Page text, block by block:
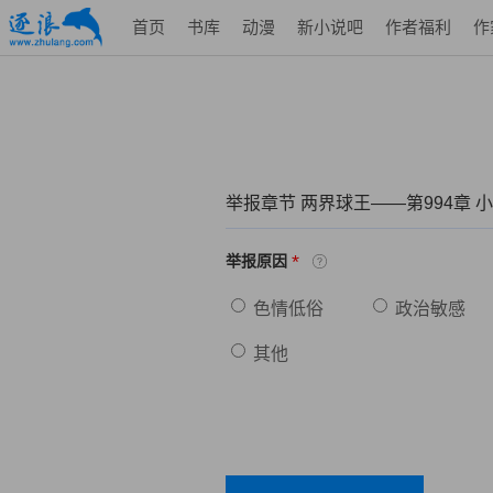
首页 书库 动漫 新小说吧 作者福利 作
举报章节 两界球王——第994章
举报原因 *
色情低俗 政治敏感
其他